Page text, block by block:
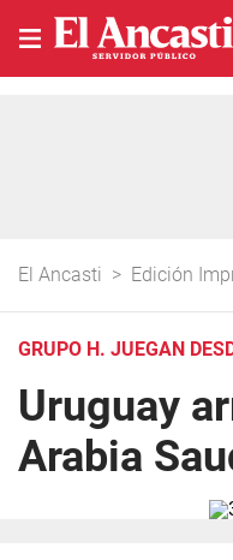
El Ancasti > Edición
GRUPO H. JUEGAN
Uruguay
Arabia